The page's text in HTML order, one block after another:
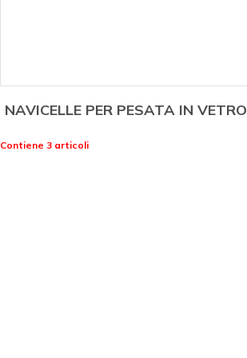
NAVICELLE PER PESATA IN VETRO
Contiene 3 articoli